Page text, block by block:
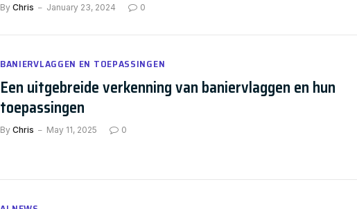
By Chris January 23, 2024 0
BANIERVLAGGEN EN TOEPASSINGEN
Een uitgebreide verkenning van baniervlaggen en hun
toepassingen
By Chris May 11, 2025 0